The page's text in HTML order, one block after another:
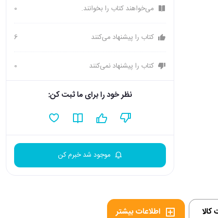
می‌خواهند کتاب را بخوانند. 0
کتاب را پیشنهاد می‌کنند 6
کتاب را پیشنهاد نمی‌کنند 0
نظر خود را برای ما ثبت کن:
موجود شد خبرم کن
کالا اطلاعات بیشتر